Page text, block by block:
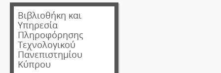
Βιβλιοθήκη και
Υπηρεσία
Πληροφόρησης
Τεχνολογικού
Πανεπιστημίου
Κύπρου